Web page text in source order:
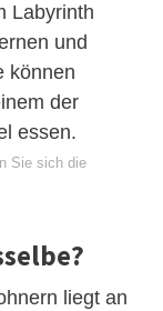
Labyrinth
und
können
der
essen.
Sie sich die
liegt an